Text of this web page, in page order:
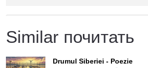
Similar почитать
Drumul Siberiei - Poezie